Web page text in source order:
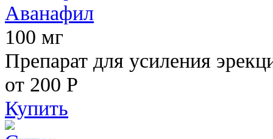
Аванафил
100 мг
Препарат для усиления
от 200 Р
Купить